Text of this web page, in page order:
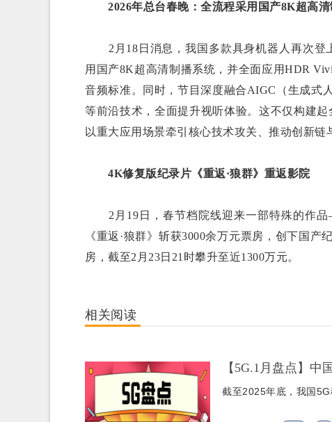
2026年总台春晚：全流程采用国产8K超高清
2月18日消息，我国多款具身机器人再次登
用国产8K超高清制播系统，并全面应用HDR
音频标准。同时，节目深度融合AIGC（生成式
等前沿技术，全面提升视听体验。这不仅构建
以重大应用场景牵引核心技术攻关、推动创新链
4K修复版纪录片《重返·狼群》重返影院
2月19日，春节档院线迎来一部特殊的作
《重返·狼群》斩获3000余万元票房，创下国
房，截至2月23日21时攀升至近1300万元。
相关阅读
【5G.1月盘点】中
截至2025年底，我国5G